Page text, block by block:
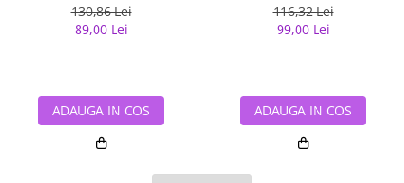
130,86 Lei
89,00 Lei
ADAUGA IN COS
116,32 Lei
99,00 Lei
ADAUGA IN COS